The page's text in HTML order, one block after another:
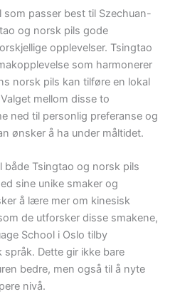
som passer best til Szechuan-
og norsk pils gode
opplevelser. Tsingtao
som harmonerer
norsk pils kan tilføre en lokal
mellom disse to
ned til personlig preferanse og
ønsker å ha under måltidet.
både Tsingtao og norsk pils
sine unike smaker og
å lære mer om kinesisk
de utforsker disse smakene,
School i Oslo tilby
Dette gir ikke bare
bedre, men også til å nyte
nivå.